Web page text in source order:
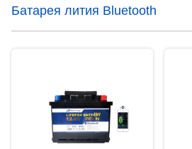
Батарея лития Bluetooth